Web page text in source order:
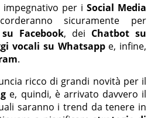
per i Social Media
sicuramente per
Facebook, dei Chatbot su
vocali su Whatsappe, infine,
.
ricco di grandi novità per il
e, quindi, è arrivato davvero il
saranno i trend da tenere in